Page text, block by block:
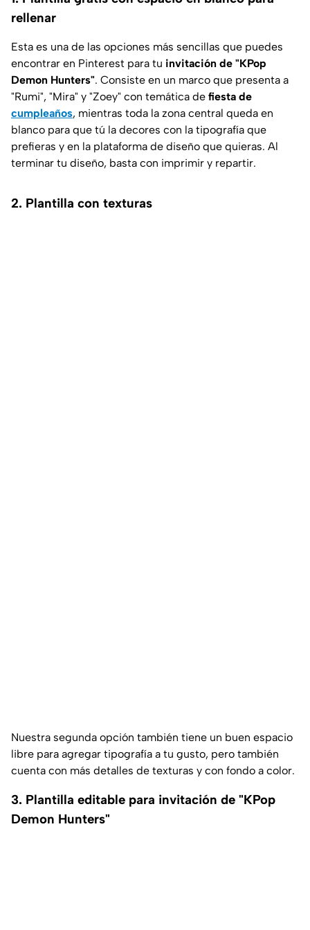
rellenar
Esta es una de las opciones más sencillas que puedes
encontrar en Pinterest para tu invitación de "KPop
Demon Hunters". Consiste en un marco que presenta a
"Rumi", "Mira" y "Zoey" con temática de fiesta de
cumpleaños, mientras toda la zona central queda en
blanco para que tú la decores con la tipografía que
prefieras y en la plataforma de diseño que quieras. Al
terminar tu diseño, basta con imprimir y repartir.
2. Plantilla con texturas
Nuestra segunda opción también tiene un buen espacio
libre para agregar tipografía a tu gusto, pero también
cuenta con más detalles de texturas y con fondo a color.
3. Plantilla editable para invitación de "KPop
Demon Hunters"